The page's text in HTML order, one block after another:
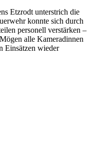
Etzrodt unterstrich die
konnte sich durch
personell verstärken –
alle Kameradinnen
Einsätzen wieder